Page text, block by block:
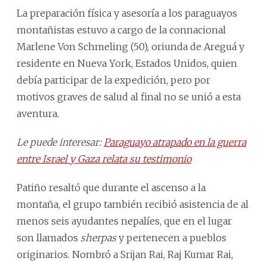
La preparación física y asesoría a los paraguayos
montañistas estuvo a cargo de la connacional
Marlene Von Schmeling (50), oriunda de Areguá y
residente en Nueva York, Estados Unidos, quien
debía participar de la expedición, pero por
motivos graves de salud al final no se unió a esta
aventura.
Le puede interesar: Paraguayo atrapado en la guerra
entre Israel y Gaza relata su testimonio
Patiño resaltó que durante el ascenso a la
montaña, el grupo también recibió asistencia de al
menos seis ayudantes nepalíes, que en el lugar
son llamados sherpasy pertenecen a pueblos
originarios. Nombró a Srijan Rai, Raj Kumar Rai,